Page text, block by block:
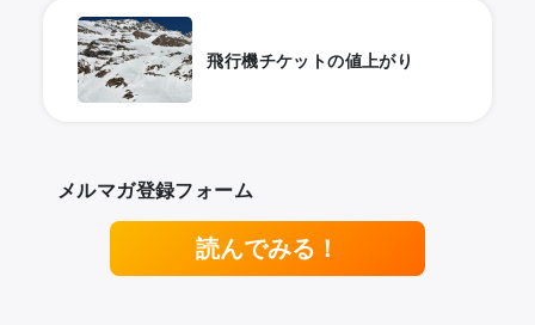
飛行機チケットの値上がり
メルマガ登録フォーム
読んでみる！